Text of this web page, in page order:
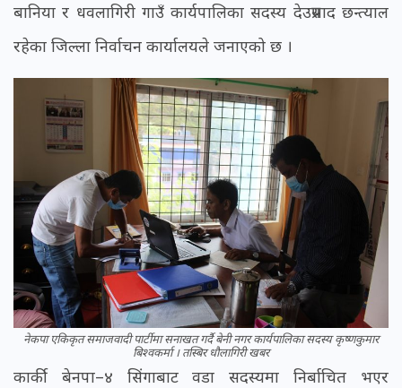
बानिया र धवलागिरी गाउँ कार्यपालिका सदस्य देउप्रसाद छन्त्याल
रहेका जिल्ला निर्वाचन कार्यालयले जनाएको छ ।
नेकपा एकिकृत समाजवादी पार्टीमा सनाखत गर्दै बेनी नगर कार्यपालिका सदस्य कृष्णकुमार
बिश्वकर्मा । तस्बिर धौलागिरी खबर
कार्की बेनपा–४ सिंगाबाट वडा सदस्यमा निर्बाचित भएर